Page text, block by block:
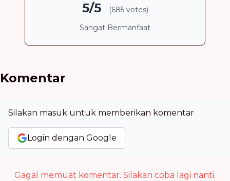
5/5
(685 votes)
Sangat Bermanfaat
Komentar
Silakan masuk untuk memberikan komentar
Login dengan Google
Gagal memuat komentar. Silakan coba lagi nanti.